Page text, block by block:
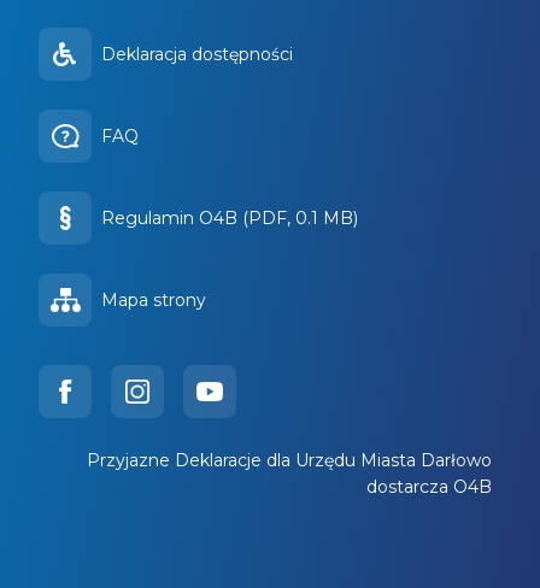
Deklaracja dostępności
FAQ
Regulamin O4B (PDF, 0.1 MB)
Mapa strony
Przyjazne Deklaracje dla Urzędu Miasta Darłowo
dostarcza O4B